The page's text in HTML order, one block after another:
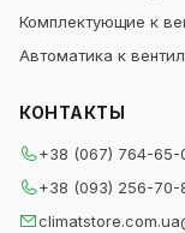
Комплектующие к
Автоматика к
КОНТАКТЫ
+38 (067) 764-65-
+38 (093) 256-70-